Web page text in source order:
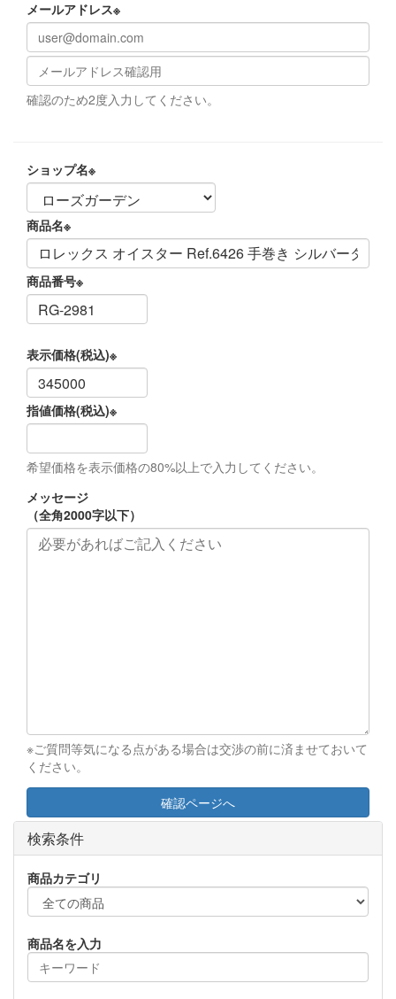
メールアドレス※
確認のため2度入力してください。
ショップ名※
商品名※
商品番号※
表示価格(税込)※
指値価格(税込)※
希望価格を表示価格の80%以上で入力してください。
メッセージ
（全角2000字以下）
※ご質問等気になる点がある場合は交渉の前に済ませておいて
ください。
確認ページへ
検索条件
商品カテゴリ
商品名を入力